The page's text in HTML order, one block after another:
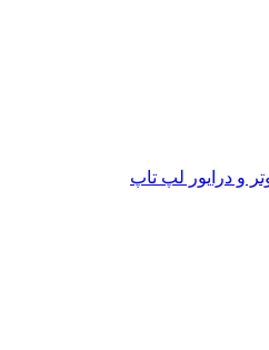
و درایور لپ تاپ